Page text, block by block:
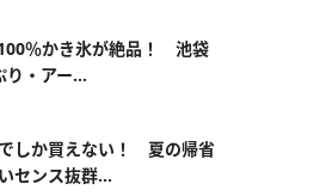
％かき氷が絶品！ 池袋
り・アー...
しか買えない！ 夏の帰省
センス抜群...